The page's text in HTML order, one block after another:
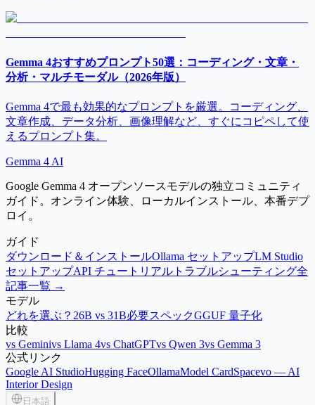
Gemma 4おすすめプロンプト50選：コーディング・文章・
分析・マルチモーダル（2026年版）
Gemma 4で最も効果的なプロンプトを厳選。コーディング、
文章作成、データ分析、画像理解など、すぐにコピペして使
えるプロンプト集。
Gemma 4 AI
Google Gemma 4 オープンソースモデルの独立コミュニティ
ガイド。オンライン体験、ローカルインストール、本番デプ
ロイ。
ガイド
ダウンロード＆インストールOllama セットアップLM Studio
セットアップAPI チュートリアル トラブルシューティング全
記事一覧 →
モデル
どれを選ぶ？ 26B vs 31B必要スペックGGUF 量子化
比較
vs Geminivs Llama 4vs ChatGPTvs Qwen 3vs Gemma 3
公式リンク
Google AI StudioHugging FaceOllamaModel CardSpacevo — AI
Interior Design
日本語